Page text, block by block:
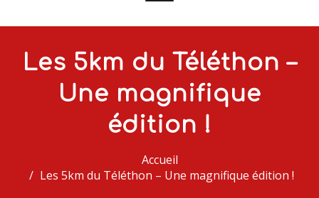
navigation
Les 5km du Téléthon –
Une magnifique
édition !
Accueil
Les 5km du Téléthon – Une magnifique édition !